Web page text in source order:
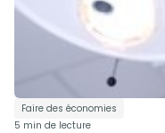
Faire des économies
5 min de lecture